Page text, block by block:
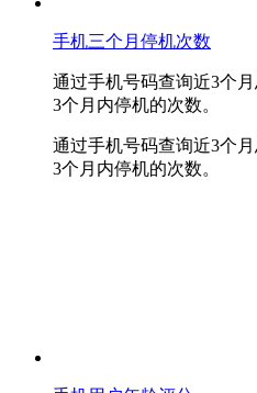
手机三个月停机次数
通过手机号码查询近3个
3个月内停机的次数。
通过手机号码查询近3个
3个月内停机的次数。